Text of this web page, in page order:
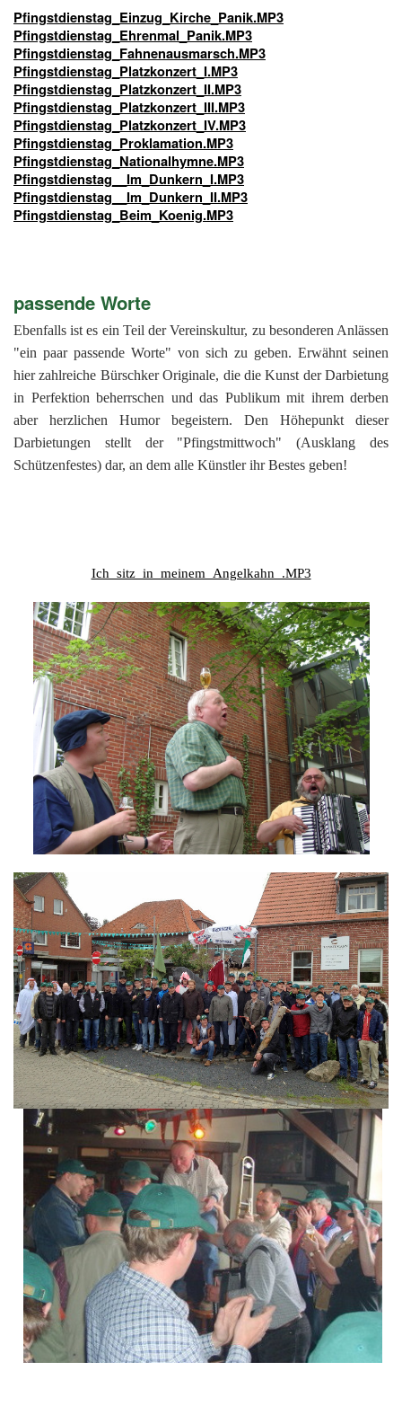
Pfingstdienstag_Einzug_Kirche_Panik.MP3
Pfingstdienstag_Ehrenmal_Panik.MP3
Pfingstdienstag_Fahnenausmarsch.MP3
Pfingstdienstag_Platzkonzert_I.MP3
Pfingstdienstag_Platzkonzert_II.MP3
Pfingstdienstag_Platzkonzert_III.MP3
Pfingstdienstag_Platzkonzert_IV.MP3
Pfingstdienstag_Proklamation.MP3
Pfingstdienstag_Nationalhymne.MP3
Pfingstdienstag__Im_Dunkern_I.MP3
Pfingstdienstag__Im_Dunkern_II.MP3
Pfingstdienstag_Beim_Koenig.MP3
passende Worte
Ebenfalls ist es ein Teil der Vereinskultur, zu besonderen Anlässen
"ein paar passende Worte" von sich zu geben. Erwähnt seinen
hier zahlreiche Bürschker Originale, die die Kunst der Darbietung
in Perfektion beherrschen und das Publikum mit ihrem derben
aber herzlichen Humor begeistern. Den Höhepunkt dieser
Darbietungen stellt der "Pfingstmittwoch" (Ausklang des
Schützenfestes) dar, an dem alle Künstler ihr Bestes geben!
Ich_sitz_in_meinem_Angelkahn_.MP3